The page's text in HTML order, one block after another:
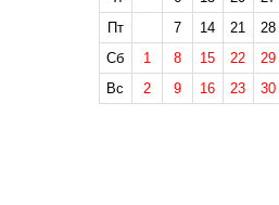
Пт
7 14 21
28
Сб
1 8 15 22
29
Вс
2 9 16 23 30